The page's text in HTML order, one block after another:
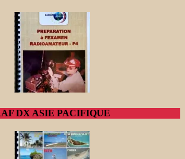
DX ASIE PACIFIQUE